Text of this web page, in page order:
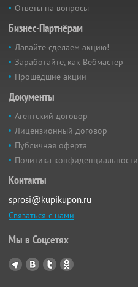
Ответы на вопросы
Бизнес-Партнёрам
Давайте сделаем акцию!
Заработайте, как Вебмастер
Прошедшие акции
Документы
Агентский договор
Лицензионный договор
Публичная оферта
Политика конфиденциальности
Контакты
sprosi@kupikupon.ru
Связаться с нами
Мы в Соцсетях